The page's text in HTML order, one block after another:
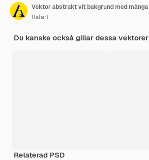
flatart
Du kanske också gillar dessa vektorer
Relaterad PSD